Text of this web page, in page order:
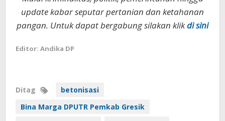
update kabar seputar pertanian dan ketahanan
pangan. Untuk dapat bergabung silakan klikdi sini
Editor: Andika DP
Ditag
betonisasi
Bina Marga DPUTR Pemkab Gresik